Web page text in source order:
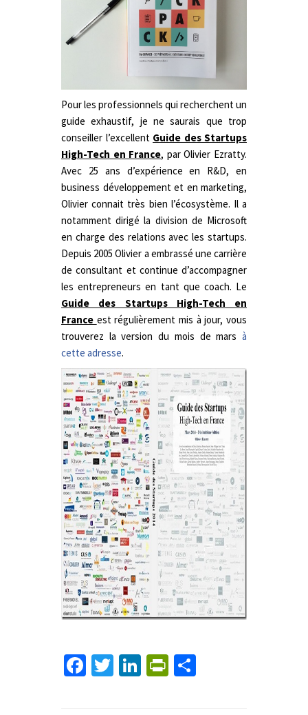
Pour les professionnels qui recherchent un
guide exhaustif, je ne saurais que trop
conseiller l’excellent Guide des Startups
High-Tech en France, par Olivier Ezratty.
Avec 25 ans d’expérience en R&D, en
business développement et en marketing,
Olivier connait très bien l’écosystème. Il a
notamment dirigé la division de Microsoft
en charge des relations avec les startups.
Depuis 2005 Olivier a embrassé une carrière
de consultant et continue d’accompagner
les entrepreneurs en tant que coach. Le
Guide des Startups High-Tech en
France est régulièrement mis à jour, vous
trouverez la version du mois de mars à
cette adresse.
Facebook
Twitter
LinkedIn
PrintFriendly